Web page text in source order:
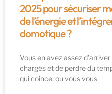
2025 pour sécuriser
de l’énergie et
domotique ?
Vous en avez assez
chargés et de perdre du
qui coince, ou vous vous